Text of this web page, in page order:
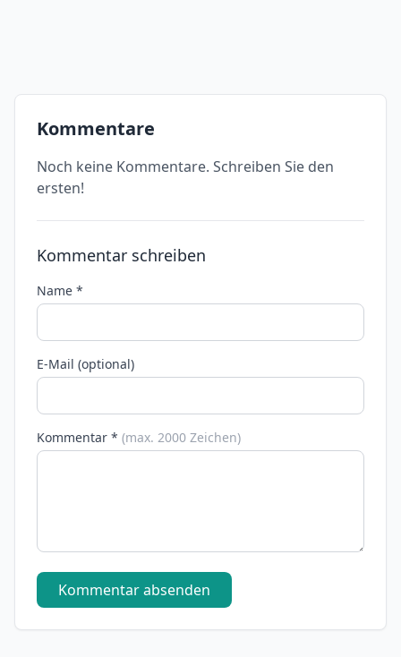
Kommentare
Noch keine Kommentare. Schreiben Sie den
ersten!
Kommentar schreiben
Name *
E-Mail (optional)
Kommentar * (max. 2000 Zeichen)
Kommentar absenden